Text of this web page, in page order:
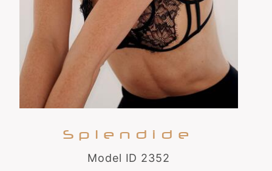
Splendide
Model ID 2352